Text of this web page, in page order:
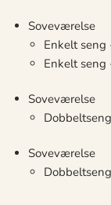
Soveværelse
Enkelt
Enkelt
Soveværelse
Soveværelse